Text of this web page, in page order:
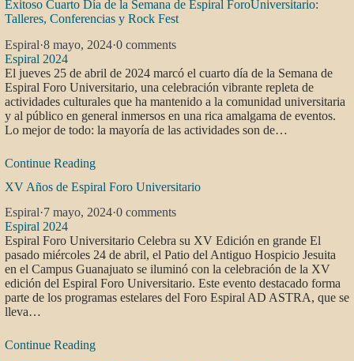
Exitoso Cuarto Día de la Semana de Espiral ForoUniversitario:
Talleres, Conferencias y Rock Fest
Espiral·8 mayo, 2024·0 comments
Espiral 2024
El jueves 25 de abril de 2024 marcó el cuarto día de la Semana de
Espiral Foro Universitario, una celebración vibrante repleta de
actividades culturales que ha mantenido a la comunidad universitaria
y al público en general inmersos en una rica amalgama de eventos.
Lo mejor de todo: la mayoría de las actividades son de…
Continue Reading
XV Años de Espiral Foro Universitario
Espiral·7 mayo, 2024·0 comments
Espiral 2024
Espiral Foro Universitario Celebra su XV Edición en grande El
pasado miércoles 24 de abril, el Patio del Antiguo Hospicio Jesuita
en el Campus Guanajuato se iluminó con la celebración de la XV
edición del Espiral Foro Universitario. Este evento destacado forma
parte de los programas estelares del Foro Espiral AD ASTRA, que se
lleva…
Continue Reading